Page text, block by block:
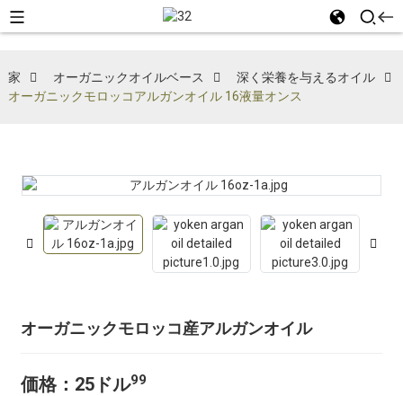
家 オーガニックオイルベース
深く栄養を与えるオイル
オーガニックモロッコアルガンオイル 16液量オンス
オーガニックモロッコ産アルガンオイル
価格：25​​ドル99